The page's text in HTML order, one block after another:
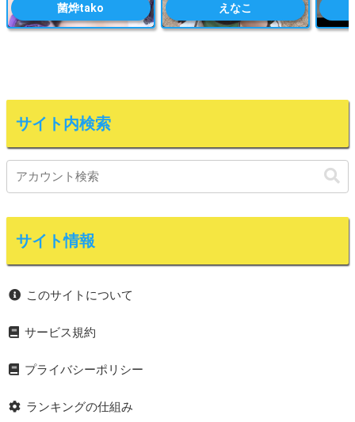
菌烨tako えなこ
サイト内検索
サイト情報
このサイトについて
サービス規約
プライバシーポリシー
ランキングの仕組み